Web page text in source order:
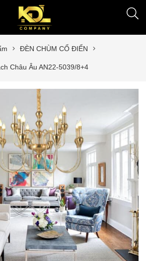
ĐÈN CHÙM CỔ ĐIỂN
Châu Âu AN22-5039/8+4